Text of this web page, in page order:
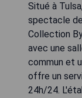
Situé à
spectacle
Collection
avec une
commun et
offre un
24h/24.